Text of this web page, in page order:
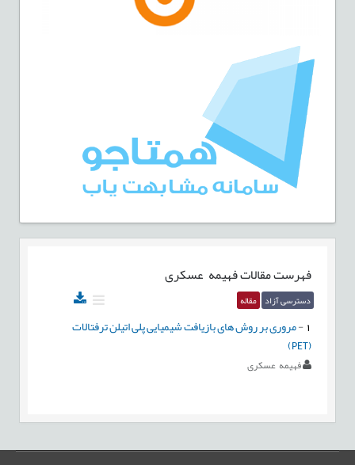
فهرست مقالاتفهیمه عسکری
دسترسی آزاد مقاله
-مروری بر روش های بازیافت شیمیایی پلی اتیلن ترفتالات
فهیمه عسکری